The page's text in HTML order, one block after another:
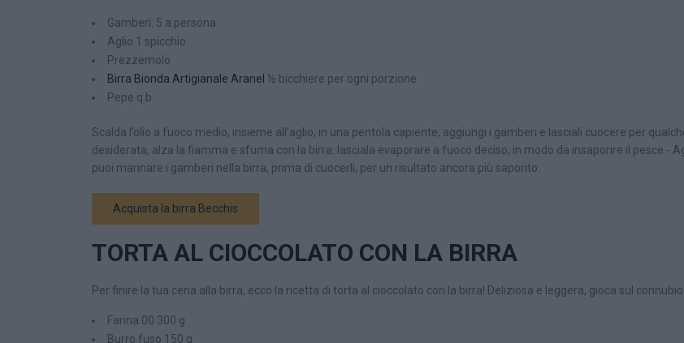
Gamberi: 5 a persona
Aglio 1 spicchio
Prezzemolo
Birra Bionda Artigianale Aranel ½ bicchiere per ogni porzione
Pepe q.b.
Scalda l’olio a fuoco medio, insieme all’aglio, in una pentola capiente; aggiungi i gamberi e lasciali cuocere per
desiderata, alza la fiamma e sfuma con la birra: lasciala evaporare a fuoco deciso, in modo da insaporire il pesce.-
puoi marinare i gamberi nella birra, prima di cuocerli, per un risultato ancora più saporito.
Acquista la birra Becchis
TORTA AL CIOCCOLATO CON LA BIRRA
Per finire la tua cena alla birra, ecco la ricetta di torta al cioccolato con la birra! Deliziosa e leggera, gioca sul
Farina 00 300 g
Burro fuso 150 g